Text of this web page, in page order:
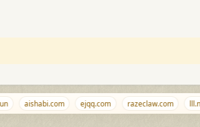
aishabi.com ejqq.com razeclaw.com